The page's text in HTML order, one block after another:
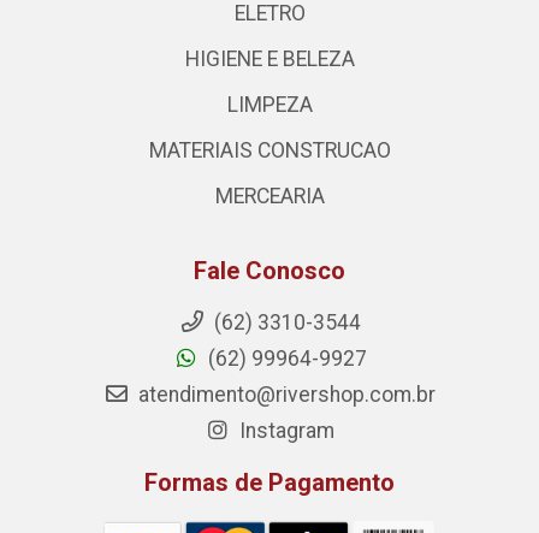
ELETRO
HIGIENE E BELEZA
LIMPEZA
MATERIAIS CONSTRUCAO
MERCEARIA
Fale Conosco
(62) 3310-3544
(62) 99964-9927
atendimento@rivershop.com.br
Instagram
Formas de Pagamento